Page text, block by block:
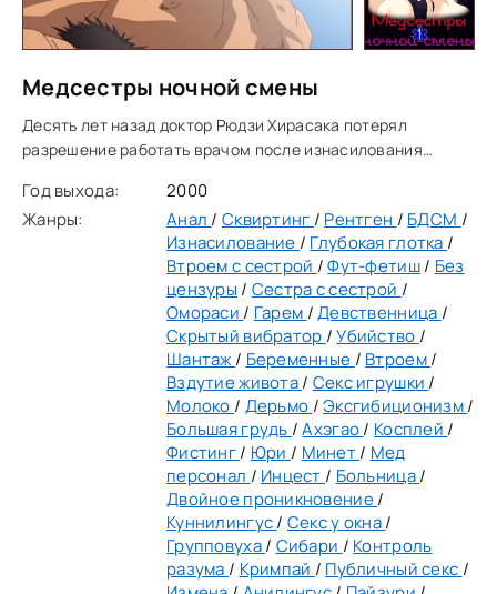
Медсестры ночной смены
Десять лет назад доктор Рюдзи Хирасака потерял
разрешение работать врачом после изнасилования
получает приглашение на работу в больницу имени
Год выхода:
2000
Жанры:
Анал / Сквиртинг / Рентген / БДСМ /
Изнасилование / Глубокая глотка /
Втроем с сестрой /Фут-фетиш/ Без
цензуры / Сестра с сестрой /
Омораси / Гарем /Девственница /
Скрытый вибратор /Убийство /
Шантаж / Беременные / Втроем/
Вздутие живота/ Секс игрушки /
Молоко / Дерьмо /Эксгибиционизм/
Большая грудь /Ахэгао/ Косплей /
Фистинг/ Юри / Минет/ Мед
персонал / Инцест / Больница/
Двойное проникновение/
Куннилингус/ Секс у окна/
Групповуха/ Сибари / Контроль
разума / Кримпай / Публичный секс /